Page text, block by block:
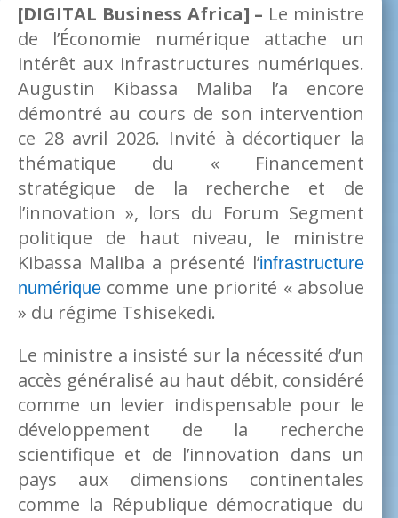
[DIGITAL Business Africa] – Le ministre
de l’Économie numérique attache un
intérêt aux infrastructures numériques.
Augustin Kibassa Maliba l’a encore
démontré au cours de son intervention
ce 28 avril 2026. Invité à décortiquer la
thématique du « Financement
stratégique de la recherche et de
l’innovation », lors du Forum Segment
politique de haut niveau, le ministre
Kibassa Maliba a présenté l’infrastructure
numérique comme une priorité « absolue
» du régime Tshisekedi.
Le ministre a insisté sur la nécessité d’un
accès généralisé au haut débit, considéré
comme un levier indispensable pour le
développement de la recherche
scientifique et de l’innovation dans un
pays aux dimensions continentales
comme la République démocratique du